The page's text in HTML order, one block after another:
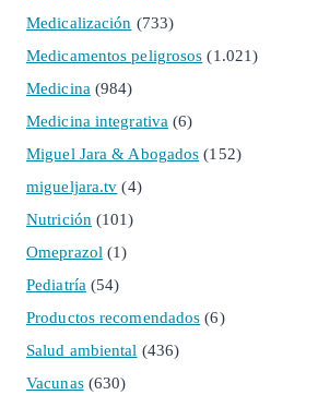
Medicalización (733)
Medicamentos peligrosos (1.021)
Medicina (984)
Medicina integrativa (6)
Miguel Jara & Abogados (152)
migueljara.tv (4)
Nutrición (101)
Omeprazol (1)
Pediatría (54)
Productos recomendados (6)
Salud ambiental (436)
Vacunas(630)